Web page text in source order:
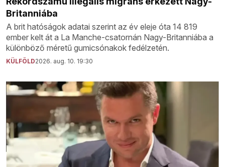
Britanniába
A brit hatóságok adatai szerint az év eleje óta 14 819
ember kelt át a La Manche-csatornán Nagy-Britanniába a
különböző méretű gumicsónakok fedélzetén.
KÜLFÖLD2026. aug. 10. 19:30